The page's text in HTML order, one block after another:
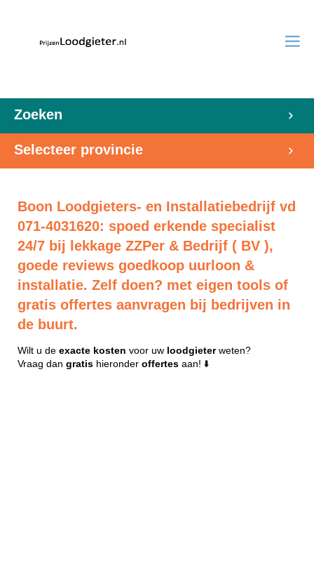
Zoeken
Selecteer provincie
Boon Loodgieters- en Installatiebedrijf vd
071-4031620: spoed erkende specialist
24/7 bij lekkage ZZPer & Bedrijf ( BV ),
goede reviews goedkoop uurloon &
installatie. Zelf doen? met eigen tools of
gratis offertes aanvragen bij bedrijven in
de buurt.
Wilt u de exacte kosten voor uw loodgieterweten?
Vraag dan gratis hieronder offertes aan! ⬇️